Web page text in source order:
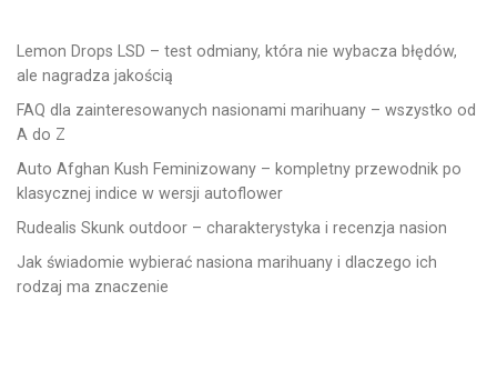
Lemon Drops LSD – test odmiany, która nie wybacza błędów,
ale nagradza jakością
FAQ dla zainteresowanych nasionami marihuany – wszystko od
A do Z
Auto Afghan Kush Feminizowany – kompletny przewodnik po
klasycznej indice w wersji autoflower
Rudealis Skunk outdoor – charakterystyka i recenzja nasion
Jak świadomie wybierać nasiona marihuany i dlaczego ich
rodzaj ma znaczenie